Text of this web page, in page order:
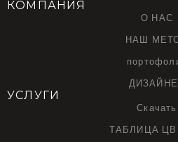
КОМПАНИЯ
О НАС
НАШ
УСЛУГИ
Скачать
ТАБЛИЦА